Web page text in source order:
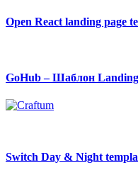
Open React landing page
GoHub – Шаблон Landing
Switch Day & Night